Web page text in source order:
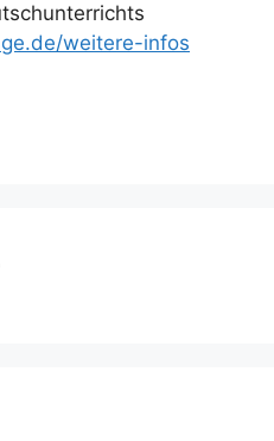
weitere-infos